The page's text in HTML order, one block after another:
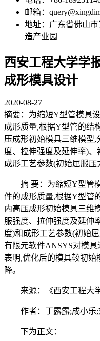
邮箱：
地址：广东省佛山
造产业园
西安工程大学学
成形模具设计
2020-08-27
摘要：为缩短Y型管模具
成形质量,根据Y型管的结
压成形初始模具三维模型
度、拉伸强度及延伸率)
成形工艺参数(初始屈服压
摘 要：为缩短Y型管模
件的成形质量,根据Y型管
内高压成形初始模具三维
服强度、拉伸强度及延伸
度)和成形工艺参数(初始
有限元软件ANSYS对模
表明,优化后的模具较初
降。
来源：《西安工程大学
作者：丁露露;成小乐;
下为正文：